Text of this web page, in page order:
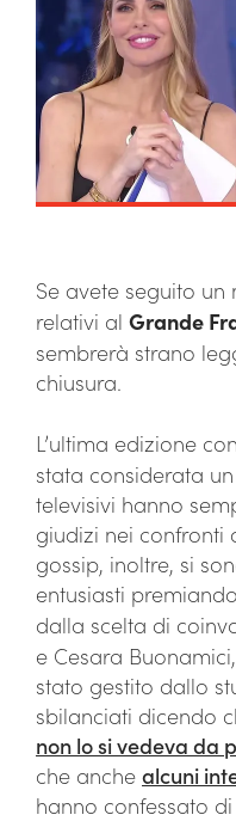
Se avete seguito
relativi al Grande
sembrerà strano
chiusura.
L’ultima edizione
stata considerata
televisivi hanno
giudizi nei confronti
gossip, inoltre, si
entusiasti
dalla scelta di
e Cesara
stato gestito dallo
sbilanciati dicendo
non lo si vedeva da
che anche alcuni
hanno confessato